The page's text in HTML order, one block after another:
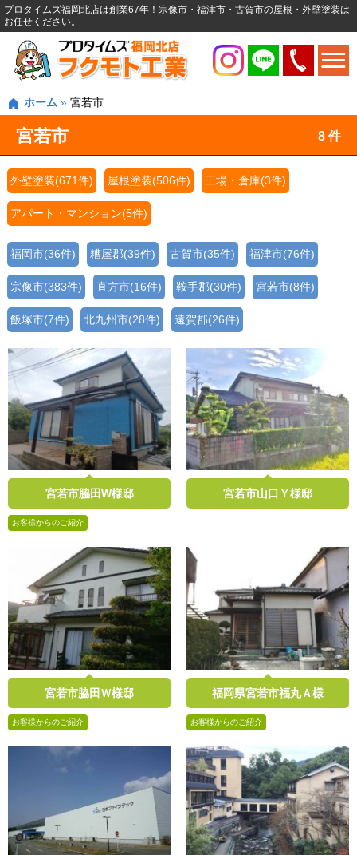
プロタイムズ福岡北店は創業67年！宗像市・福津市・古賀市の屋根・外壁塗装は
お任せください。
ホーム » 宮若市
宮若市 8 件
外壁塗装(671件) 屋根塗装(506件) 工場・倉庫(3件)
アパート・マンション(5件)
福岡市(36件) 糟屋郡(39件) 古賀市(35件) 福津市(76件)
宗像市(383件) 直方市(16件) 鞍手郡(30件) 宮若市(8件)
飯塚市(7件) 北九州市(28件) 遠賀郡(26件)
宮若市脇田W様邸
お客様からのご紹介
宮若市山口Ｙ様邸
宮若市脇田Ｗ様邸
お客様からのご紹介
福岡県宮若市福丸Ａ様
お客様からのご紹介